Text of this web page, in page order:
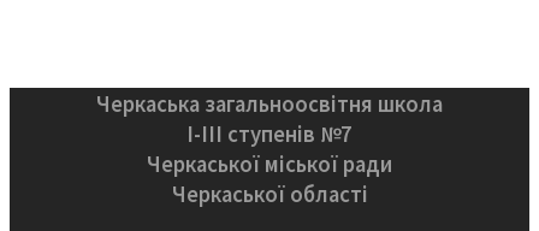
Черкаська загальноосвітня школа
І-ІІІ ступенів №7
Черкаської міської ради
Черкаської області